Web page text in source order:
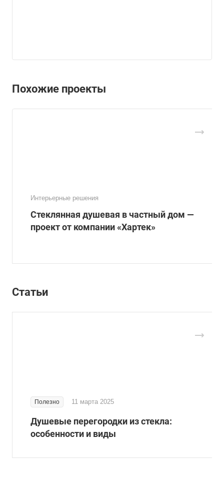
Похожие проекты
Интерьерные решения
Стеклянная душевая в частный дом —
проект от компании «Хартек»
Статьи
Полезно 11 марта 2025
Душевые перегородки из стекла:
особенности и виды